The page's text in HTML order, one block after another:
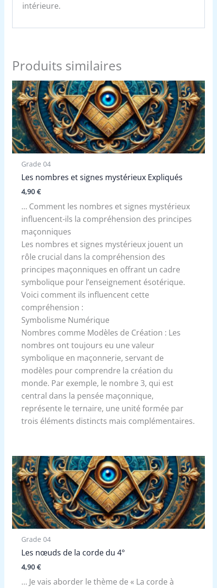
intérieure.
Produits similaires
Grade 04
Les nombres et signes mystérieux Expliqués
4,90 €
… Comment les nombres et signes mystérieux
influencent-ils la compréhension des principes
maçonniques
Les nombres et signes mystérieux jouent un
rôle crucial dans la compréhension des
principes maçonniques en offrant un cadre
symbolique pour l’enseignement ésotérique.
Voici comment ils influencent cette
compréhension :
Symbolisme Numérique
Nombres comme Modèles de Création : Les
nombres ont toujours eu une valeur
symbolique en maçonnerie, servant de
modèles pour comprendre la création du
monde. Par exemple, le nombre 3, qui est
central dans la pensée maçonnique,
représente le ternaire, une unité formée par
trois éléments distincts mais complémentaires.
Grade 04
Les nœuds de la corde du 4°
4,90 €
… Je vais aborder le thème de « La corde à